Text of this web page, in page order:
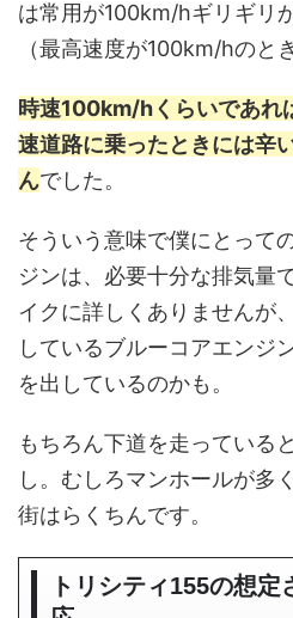
は常用が100km/hギリギリ
（最高速度が100km/hのと
時速100km/hくらいであれ
速道路に乗ったときには辛
んでした。
そういう意味で僕にとって
ジンは、必要十分な排気量
イクに詳しくありませんが
しているブルーコアエンジ
を出しているのかも。
もちろん下道を走っている
し。むしろマンホールが多
街はらくちんです。
トリシティ155の想